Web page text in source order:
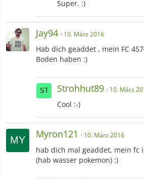
Super. :)
Jay94 10. März 2016
Hab dich geaddet , mein FC
Boden haben :)
Strohhut89 10. März
Cool :-)
Myron121 10. März 2016
hab dich mal geaddet, mein fc
(hab wasser pokemon) :)